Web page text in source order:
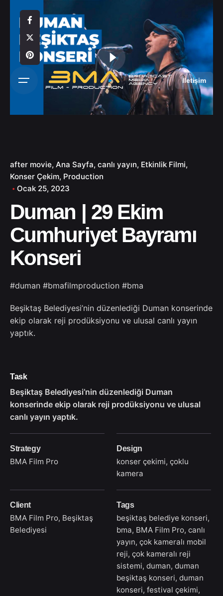
İletişim
after movie Ana Sayfa canlı yayın Etkinlik Filmi
Konser Çekim Production
Ocak 25, 2023
Duman | 29 Ekim
Cumhuriyet Bayramı
Konseri
#duman #bmafilmproduction #bma
Beşiktaş Belediyesi’nin düzenlediği Duman konserinde
ekip olarak reji prodüksiyonu ve ulusal canlı yayın
yaptık.
Task
Beşiktaş Belediyesi’nin düzenlediği Duman
konserinde ekip olarak reji prodüksiyonu ve ulusal
canlı yayın yaptık.
Strategy
BMA Film Pro
Design
konser çekimi, çoklu
kamera
Client
BMA Film Pro, Beşiktaş
Belediyesi
Tags
beşiktaş belediye konseri,
bma, BMA Film Pro, canlı
yayın, çok kameralı mobil
reji, çok kameralı reji
sistemi, duman, duman
beşiktaş konseri, duman
konseri, festival çekimi,